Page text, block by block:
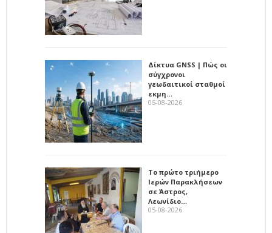
Δίκτυα GNSS | Πώς οι
σύγχρονοι
γεωδαιτικοί σταθμοί
εκμη…
05-08-2026
Το πρώτο τριήμερο
Ιερών Παρακλήσεων
σε Άστρος,
Λεωνίδιο…
05-08-2026